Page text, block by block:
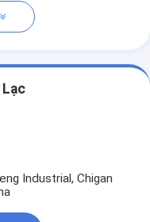
Industrial, Chigan